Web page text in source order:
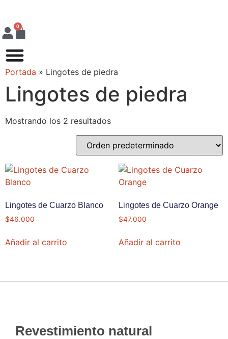
0
Portada » Lingotes de piedra
Lingotes de piedra
Mostrando los 2 resultados
Lingotes de Cuarzo Blanco
$46.000
Añadir al carrito
Lingotes de Cuarzo Orange
$47.000
Añadir al carrito
Revestimiento natural